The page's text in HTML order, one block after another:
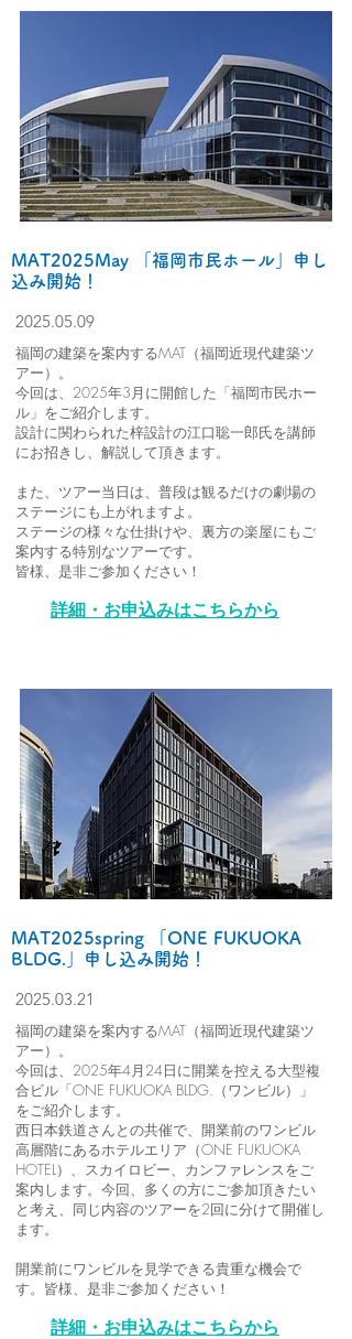
MAT2025May 「福岡市民ホール」申し
込み開始！
2025.05.09
福岡の建築を案内するMAT（福岡近現代建築ツ
アー）。
今回は、2025年3月に開館した「福岡市民ホー
ル」をご紹介します。
設計に関わられた梓設計の江口聡一郎氏を講師
にお招きし、解説して頂きます。
また、ツアー当日は、普段は観るだけの劇場の
ステージにも上がれますよ。
ステージの様々な仕掛けや、裏方の楽屋にもご
案内する特別なツアーです。
皆様、是非ご参加ください！
詳細・お申込みはこちらから
MAT2025spring 「ONE FUKUOKA
BLDG.」申し込み開始！
2025.03.21
福岡の建築を案内するMAT（福岡近現代建築ツ
アー）。
今回は、2025年4月24日に開業を控える大型複
合ビル「ONE FUKUOKA BLDG.（ワンビル）」
をご紹介します。
西日本鉄道さんとの共催で、開業前のワンビル
高層階にあるホテルエリア（ONE FUKUOKA
HOTEL）、スカイロビー、カンファレンスをご
案内します。今回、多くの方にご参加頂きたい
と考え、同じ内容のツアーを2回に分けて開催し
ます。
開業前にワンビルを見学できる貴重な機会で
す。皆様、是非ご参加ください！
詳細・お申込みはこちらから